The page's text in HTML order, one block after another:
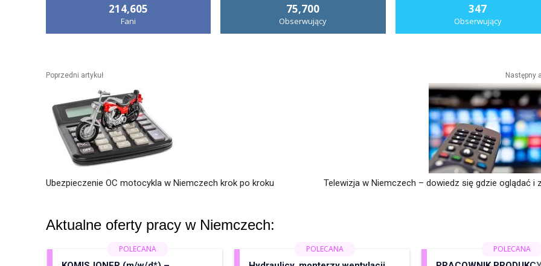
214,605
Fani
75,700
Obserwujący
347
Obserwujący
Poprzedni artykuł
Ubezpieczenie OC motocykla w Niemczech krok po kroku
Następny
Telewizja w Niemczech – dowiedz się gdzie oglądać i
Aktualne oferty pracy w Niemczech: